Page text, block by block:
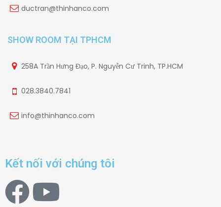
ductran@thinhanco.com
SHOW ROOM TẠI TPHCM
258A Trần Hưng Đạo, P. Nguyễn Cư Trinh, TP.HCM
028.3840.7841
info@thinhanco.com
Kết nối với chúng tôi